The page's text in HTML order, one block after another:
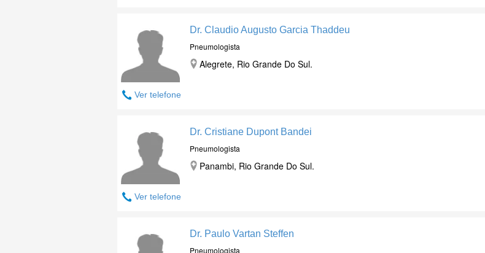
Ver telefone
Dr. Claudio Augusto Garcia Thaddeu
Pneumologista
Alegrete, Rio Grande Do Sul.
Ver telefone
Dr. Cristiane Dupont Bandei
Pneumologista
Panambi, Rio Grande Do Sul.
Dr. Paulo Vartan Steffen
Pneumologista